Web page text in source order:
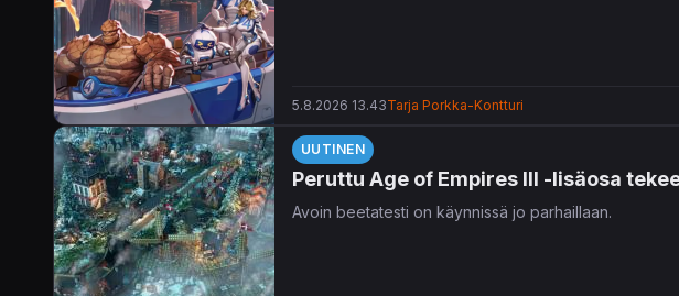
5.8.2026 13.43Tarja Porkka-Kontturi
UUTINEN
Peruttu Age of Empires III -lisäosa
Avoin beetatesti on käynnissä jo parhaillaan.